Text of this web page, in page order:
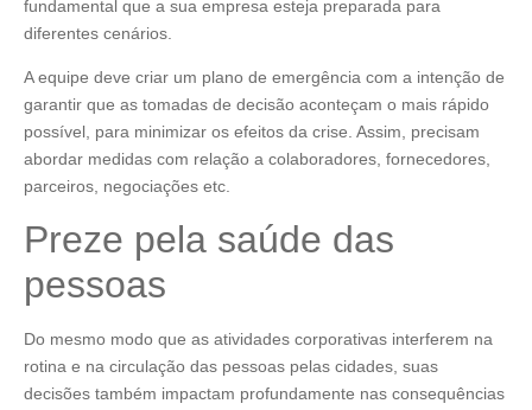
fundamental que a sua empresa esteja preparada para
diferentes cenários.
A equipe deve criar um plano de emergência com a intenção de
garantir que as tomadas de decisão aconteçam o mais rápido
possível, para minimizar os efeitos da crise. Assim, precisam
abordar medidas com relação a colaboradores, fornecedores,
parceiros, negociações etc.
Preze pela saúde das
pessoas
Do mesmo modo que as atividades corporativas interferem na
rotina e na circulação das pessoas pelas cidades, suas
decisões também impactam profundamente nas consequências